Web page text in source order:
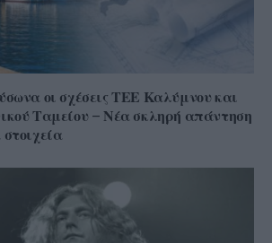
οι σχέσεις ΤΕΕ Καλύμνου και
Ταμείου – Νέα σκληρή απάντηση